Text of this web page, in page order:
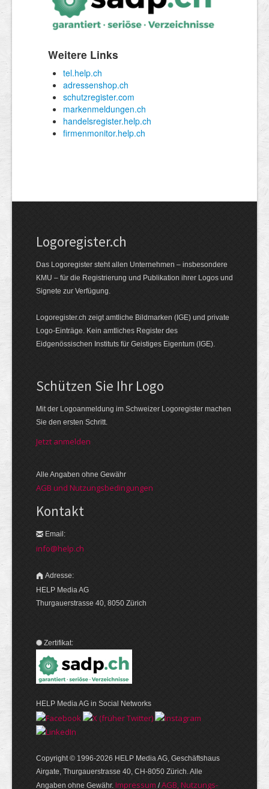
Logoregister.ch
Das Logoregister steht allen Unternehmen – insbesondere
KMU – für die Registrierung und Publikation ihrer Logos und
Signete zur Verfügung.
Logoregister.ch zeigt amtliche Bildmarken (IGE) und private
Logo-Einträge. Kein amtliches Register des
Eidgenössischen Instituts für Geistiges Eigentum (IGE).
Schützen Sie Ihr Logo
Mit der Logo­an­meldung im Schweizer Logo­register machen
Sie den ersten Schritt.
Jetzt anmelden
Alle Angaben ohne Gewähr
AGB und Nutzungsbedingungen
Kontakt
Email:
info@help.ch
Adresse:
HELP Media AG
Thurgauerstrasse 40, 8050 Zürich
Zertifikat:
HELP Media AG in Social Networks
Copyright © 1996-2026 HELP Media AG, Geschäftshaus
Airgate, Thurgauer­strasse 40, CH-8050 Zürich. Alle
Angaben ohne Gewähr. Im­pres­sum /AGB, Nut­zungs­